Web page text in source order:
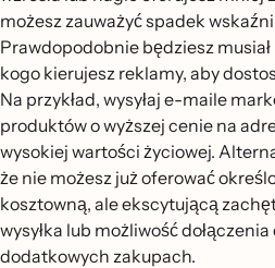
możesz zauważyć spadek
Prawdopodobnie będziesz
kogo kierujesz reklamy, aby
Na przykład, wysyłaj e-maile
produktów o wyższej cenie na
wysokiej wartości życiowej.
że nie możesz już oferować
kosztowną, ale ekscytującą
wysyłka lub możliwość dołączenia
dodatkowych zakupach.